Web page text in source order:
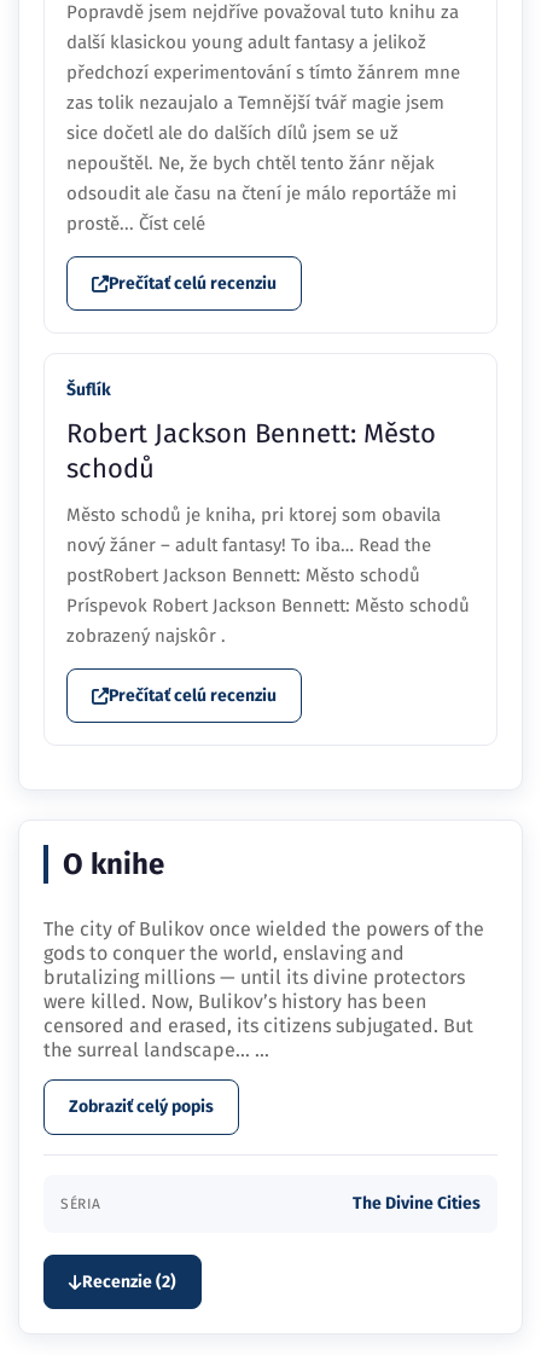
Popravdě jsem nejdříve považoval tuto knihu za
další klasickou young adult fantasy a jelikož
předchozí experimentování s tímto žánrem mne
zas tolik nezaujalo a Temnější tvář magie jsem
sice dočetl ale do dalších dílů jsem se už
nepouštěl. Ne, že bych chtěl tento žánr nějak
odsoudit ale času na čtení je málo reportáže mi
prostě... Číst celé
Prečítať celú recenziu
Šuflík
Robert Jackson Bennett: Město
schodů
Město schodů je kniha, pri ktorej som obavila
nový žáner – adult fantasy! To iba… Read the
postRobert Jackson Bennett: Město schodů
Príspevok Robert Jackson Bennett: Město schodů
zobrazený najskôr .
Prečítať celú recenziu
O knihe
The city of Bulikov once wielded the powers of the
gods to conquer the world, enslaving and
brutalizing millions — until its divine protectors
were killed. Now, Bulikov’s history has been
censored and erased, its citizens subjugated. But
the surreal landscape… ...
Zobraziť celý popis
SÉRIA The Divine Cities
Recenzie (2)